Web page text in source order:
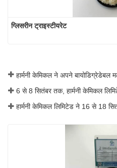
ग्लिसरीन ट्राइस्टीयरेट